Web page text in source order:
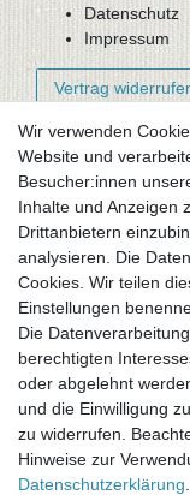
Datenschutz
Impressum
Vertrag
Newsletter-
FAQ / Fragen
Mein
Mein
Mein Konto
UNSER
Gottlieb-Daimler-
33334 Gütersloh
Montag - Dienstag:
Donnerstag: 8.00 -
Wir verwenden
Website und
Besucher:innen
Inhalte und Anzeigen
Drittanbietern
analysieren. Die
Cookies. Wir teilen
Einstellungen
Die
berechtigten
oder abgelehnt
und die Einwilligung
zu widerrufen.
Hinweise zur
Daten­schutz­erklärung